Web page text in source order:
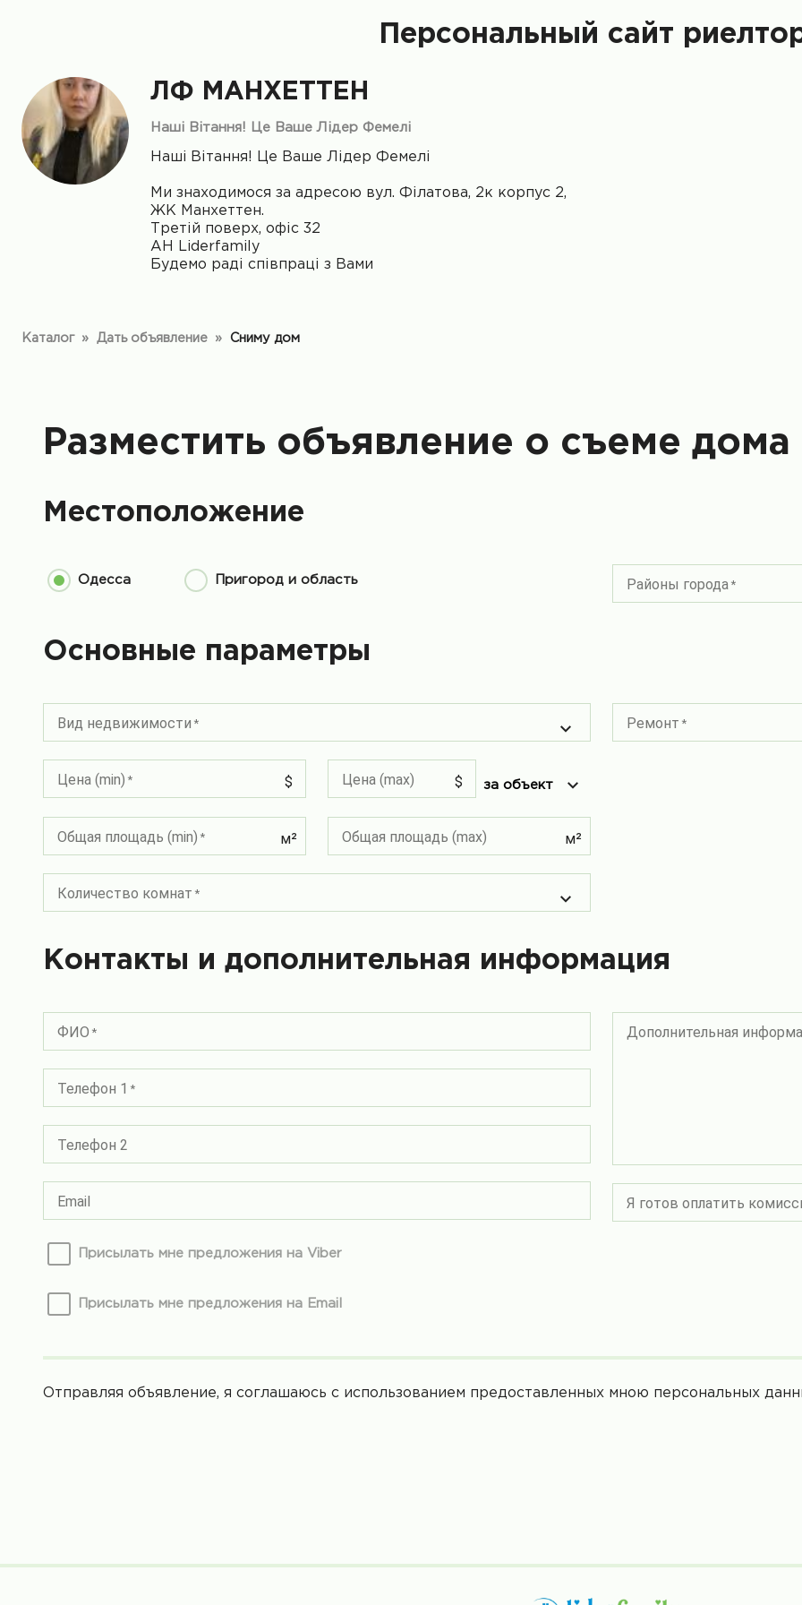
Персональный сайт
ЛФ МАНХЕТТЕН
Нашi Вітання! Це Ваше Лідер Фемелі
Нашi Вітання! Це Ваше Лідер Фемелі
Ми знаходимося за адресою вул. Філатова, 2к корпус 2,
ЖК Манхеттен.
Третій поверх, офіс 32
АН Liderfamily
Будемо раді співпраці з Вами
Каталог » Дать объявление » Сниму дом
Разместить объявление о съеме дома
Местоположение
Одесса Пригород и область Районы города
Основные параметры
Вид недвижимости
Цена (min) $ Цена (max) $
Общая площадь (min) м² Общая площадь (max) м²
Количество комнат
Ремонт
Контакты и дополнительная информация
ФИО
Телефон 1
Телефон 2
Email
Присылать мне предложения на Viber
Присылать мне предложения на Email
Дополнительная
Я готов оплатить
Отправляя объявление, я соглашаюсь с использованием предоставленных мною персональных